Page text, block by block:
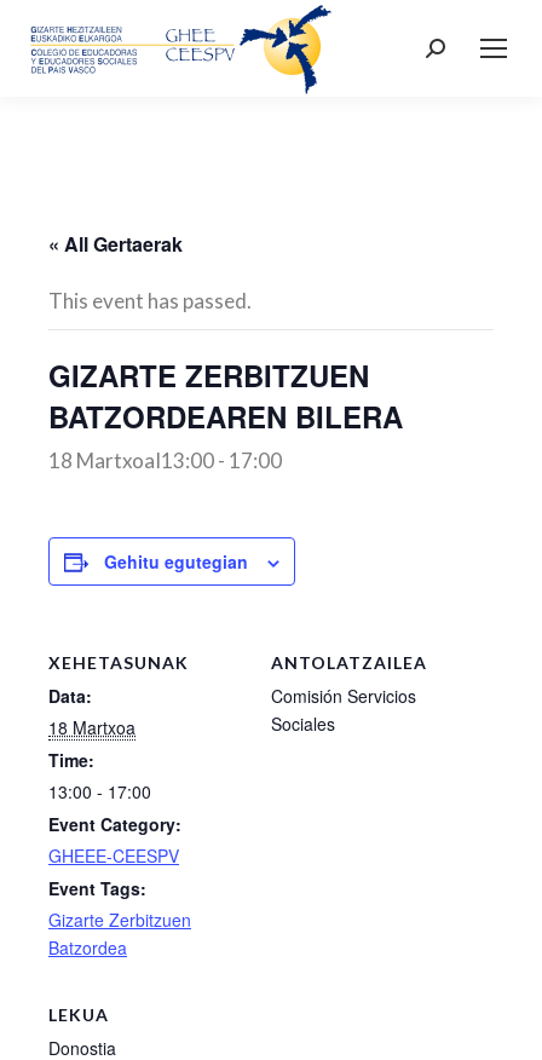
Search:
« All Gertaerak
This event has passed.
GIZARTE ZERBITZUEN
BATZORDEAREN BILERA
18 MartxoaI13:00- 17:00
Gehitu egutegian
XEHETASUNAK
Data:
18 Martxoa
Time:
13:00 - 17:00
Event Category:
GHEEE-CEESPV
Event Tags:
Gizarte Zerbitzuen
Batzordea
ANTOLATZAILEA
Comisión Servicios
Sociales
LEKUA
Donostia